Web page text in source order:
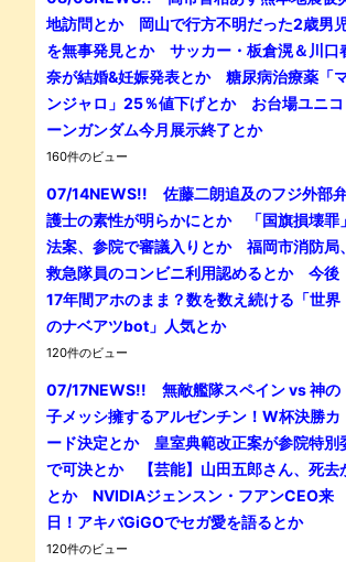
地訪問とか 岡山で行方不明だった2歳男
を無事発見とか サッカー・板倉滉＆川口
奈が結婚&妊娠発表とか 糖尿病治療薬「
ンジャロ」25％値下げとか お台場ユニコ
ーンガンダム今月展示終了とか
160件のビュー
07/14NEWS!! 佐藤二朗追及のフジ外部
護士の素性が明らかにとか 「国旗損壊罪」
法案、参院で審議入りとか 福岡市消防局、
救急隊員のコンビニ利用認めるとか 今後
17年間アホのまま？数を数え続ける「世界
のナベアツbot」人気とか
120件のビュー
07/17NEWS!! 無敵艦隊スペイン vs 神の
子メッシ擁するアルゼンチン！W杯決勝カ
ード決定とか 皇室典範改正案が参院特別
で可決とか 【芸能】山田五郎さん、死去
とか NVIDIAジェンスン・フアンCEO来
日！アキバGiGOでセガ愛を語るとか
120件のビュー